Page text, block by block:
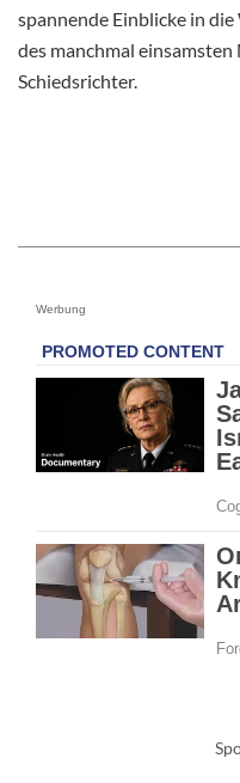
spannende Einblicke in
des manchmal
Schiedsrichter.
Werbung